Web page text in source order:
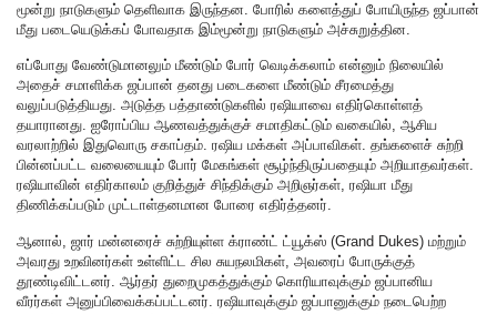
மூன்று நாடுகளும் தெளிவாக இருந்தன. போரில் களைத்துப் போயிருந்த ஜப்பான்
மீது படையெடுக்கப் போவதாக இம்மூன்று நாடுகளும் அச்சுறுத்தின.
எப்போது வேண்டுமானலும் மீண்டும் போர் வெடிக்கலாம் என்னும் நிலையில்
அதைச் சமாளிக்க ஜப்பான் தனது படைகளை மீண்டும் சீரமைத்து
வலுப்படுத்தியது. அடுத்த பத்தாண்டுகளில் ரஷியாவை எதிர்கொள்ளத்
தயாரானது. ஐரோப்பிய ஆணவத்துக்குச் சமாதிகட்டும் வகையில், ஆசிய
வரலாற்றில் இதுவொரு சகாப்தம். ரஷிய மக்கள் அப்பாவிகள். தங்களைச் சுற்றி
பின்னப்பட்ட வலையையும் போர் மேகங்கள் சூழ்ந்திருப்பதையும் அறியாதவர்கள்.
ரஷியாவின் எதிர்காலம் குறித்துச் சிந்திக்கும் அறிஞர்கள், ரஷியா மீது
திணிக்கப்படும் முட்டாள்தனமான போரை எதிர்த்தனர்.
ஆனால், ஜார் மன்னரைச் சுற்றியுள்ள க்ராண்ட் ட்யூக்ஸ் (Grand Dukes) மற்றும்
அவரது உறவினர்கள் உள்ளிட்ட சில சுயநலமிகள், அவரைப் போருக்குத்
தூண்டிவிட்டனர். ஆர்தர் துறைமுகத்துக்கும் கொரியாவுக்கும் ஜப்பானிய
வீரர்கள் அனுப்பிவைக்கப்பட்டனர். ரஷியாவுக்கும் ஜப்பானுக்கும் நடைபெற்ற